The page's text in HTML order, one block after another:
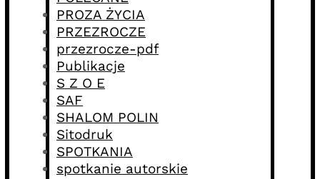
PROZA ŻYCIA
PRZEZROCZE
przezrocze-pdf
Publikacje
S Z O E
SAF
SHALOM POLIN
Sitodruk
SPOTKANIA
spotkanie autorskie